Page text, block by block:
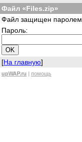
Файл «Files.zip»
Файл защищен паролем
Пароль:
[На главную]
upWAP.ru | помощь